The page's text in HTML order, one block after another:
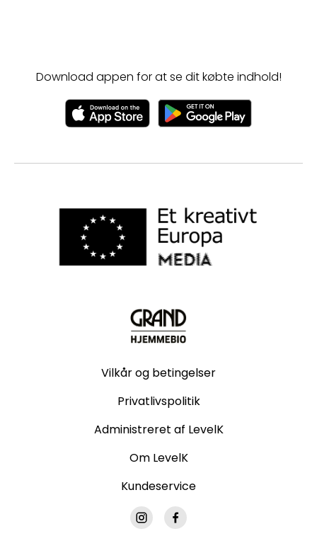
Download appen for at se dit købte indhold!
Vilkår og betingelser
Privatlivspolitik
Administreret af LevelK
Om LevelK
Kundeservice